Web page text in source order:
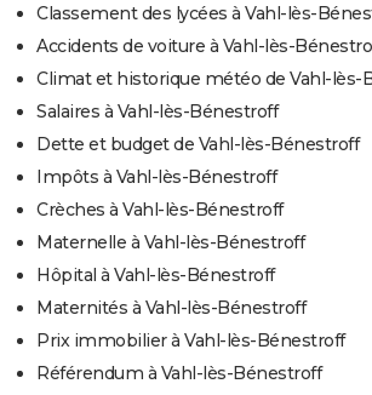
Classement des lycées à Vahl-lès-
Accidents de voiture à Vahl-lès-
Climat et historique météo de Vahl-lès-
Salaires à Vahl-lès-Bénestroff
Dette et budget de Vahl-lès-Bénestroff
Impôts à Vahl-lès-Bénestroff
Crèches à Vahl-lès-Bénestroff
Maternelle à Vahl-lès-Bénestroff
Hôpital à Vahl-lès-Bénestroff
Maternités à Vahl-lès-Bénestroff
Prix immobilier à Vahl-lès-Bénestroff
Référendum à Vahl-lès-Bénestroff